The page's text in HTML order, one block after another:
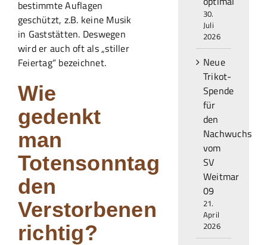
bestimmte Auflagen
geschützt, z.B. keine Musik
in Gaststätten. Deswegen
wird er auch oft als „stiller
Feiertag“ bezeichnet.
Wie
gedenkt
man
Totensonntag
den
Verstorbenen
richtig?
30.
Juli
2026
Neue
Trikot-
Spende
für
den
Nachwuchs
vom
SV
Weitmar
09
21.
April
2026